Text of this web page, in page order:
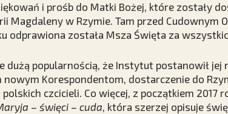
i prośb do Matki Bożej, które zostały
Magdaleny w Rzymie. Tam przed Cudownym
odprawiona została Msza Święta za
dużą popularnością, że Instytut postanowił jej
Korespondentom, dostarczenie do
czcicieli. Co więcej, z początkiem 2017
– święci – cuda, która szerzej opisuje